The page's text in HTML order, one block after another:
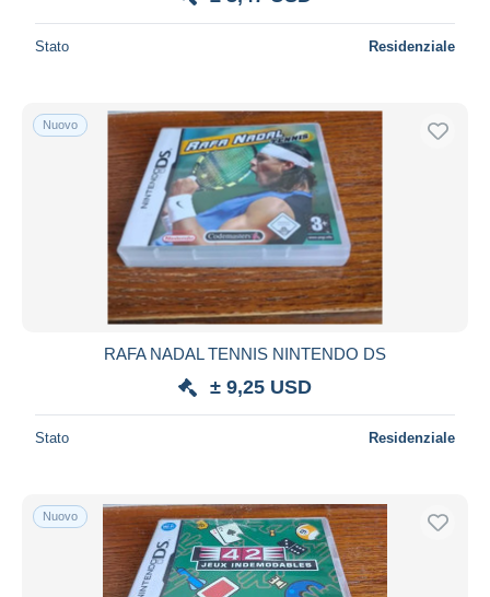
Stato Residenziale
Nuovo
RAFA NADAL TENNIS NINTENDO DS
± 9,25 USD
Stato Residenziale
Nuovo